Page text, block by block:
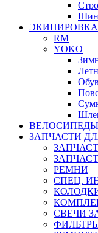
ЭКИПИРОВКА
RM
YOKO
ВЕЛОСИПЕДЫ
ЗАПЧАСТИ
РЕМНИ
СПЕЦ.
СВЕЧИ